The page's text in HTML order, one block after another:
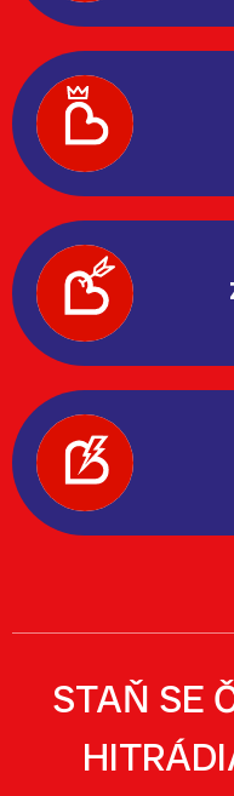
STAŇ SE